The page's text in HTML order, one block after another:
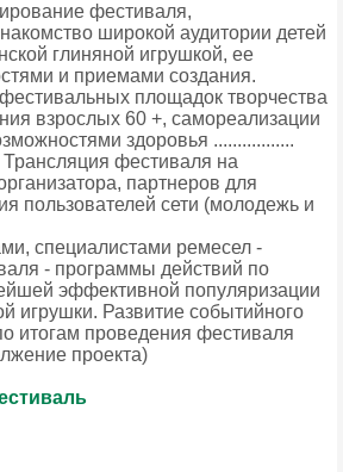
фестиваля,
широкой аудитории детей
глиняной игрушкой, ее
и приемами создания.
площадок творчества
взрослых 60 +, самореализации
здоровья .................
Трансляция фестиваля на
партнеров для
пользователей сети (молодежь и
специалистами ремесел -
- программы действий по
эффективной популяризации
игрушки. Развитие событийного
итогам проведения фестиваля
проекта)